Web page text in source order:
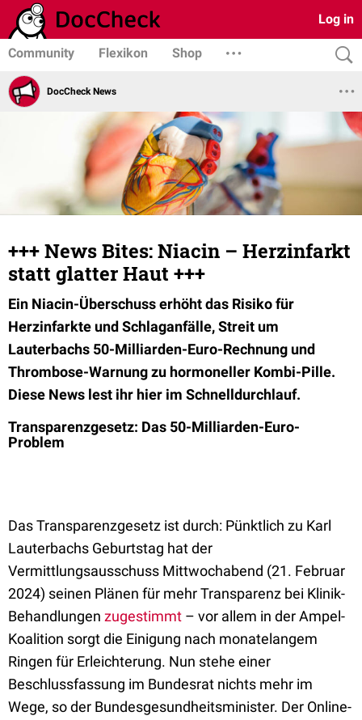
Log in
Community Flexikon Shop
DocCheck News
+++ News Bites: Niacin – Herzinfarkt
statt glatter Haut +++
Ein Niacin-Überschuss erhöht das Risiko für
Herzinfarkte und Schlaganfälle, Streit um
Lauterbachs 50-Milliarden-Euro-Rechnung und
Thrombose-Warnung zu hormoneller Kombi-Pille.
Diese News lest ihr hier im Schnelldurchlauf.
Transparenzgesetz: Das 50-Milliarden-Euro-
Problem
Das Transparenzgesetz ist durch: Pünktlich zu Karl
Lauterbachs Geburtstag hat der
Vermittlungsausschuss Mittwochabend (21. Februar
2024) seinen Plänen für mehr Transparenz bei Klinik-
Behandlungen zugestimmt – vor allem in der Ampel-
Koalition sorgt die Einigung nach monatelangem
Ringen für Erleichterung. Nun stehe einer
Beschlussfassung im Bundesrat nichts mehr im
Wege, so der Bundesgesundheitsminister. Der Online-